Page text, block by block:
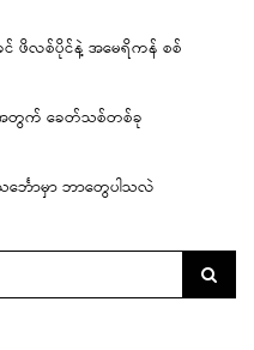
င် ဖိလစ်ပိုင်နဲ့ အမေရိကန် စစ်
အတွက် ခေတ်သစ်တစ်ခု
င်္ဘောမှာ ဘာတွေပါသလဲ